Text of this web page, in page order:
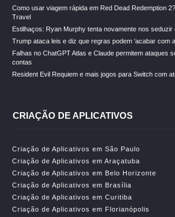
Como usar viagem rápida em Red Dead Redemption
Travel
Estilhaços: Ryan Murphy tenta novamente nos seduzir
Trump ataca leis e diz que regras podem ‘acabar com
Falhas no ChatGPT Atlas e Claude permitem ataques
contas
Resident Evil Requiem e mais jogos para Switch com
CRIAÇÃO DE APLICATIVOS
Criação de Aplicativos em São Paulo
Criação de Aplicativos em Araçatuba
Criação de Aplicativos em Belo Horizonte
Criação de Aplicativos em Brasília
Criação de Aplicativos em Curitiba
Criação de Aplicativos em Florianópolis